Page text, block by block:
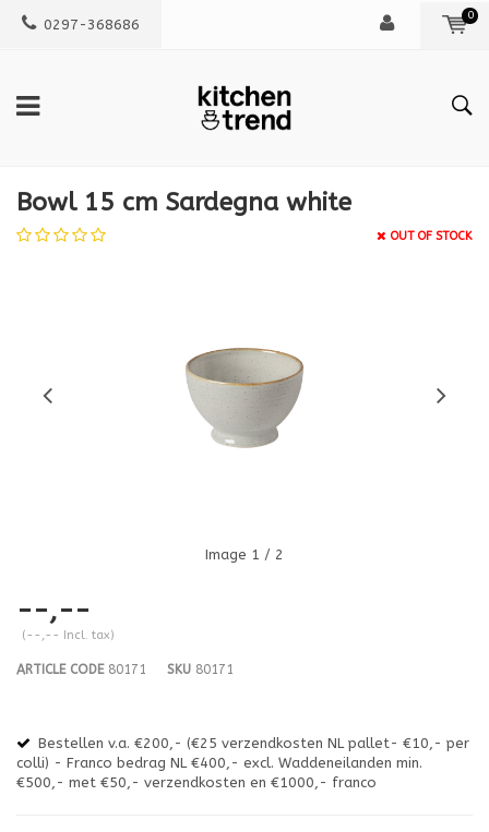
0297-368686
0
Bowl 15 cm Sardegna white
OUT OF STOCK
Image 1 / 2
--,--
(--,-- Incl. tax)
ARTICLE CODE80171 SKU 80171
Bestellen v.a. €200,- (€25 verzendkosten NL pallet- €10,- per
colli) - Franco bedrag NL €400,- excl. Waddeneilanden min.
€500,- met €50,- verzendkosten en €1000,- franco